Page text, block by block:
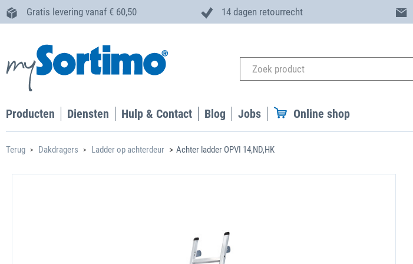
Gratis levering vanaf € 60,50 14 dagen retourrecht
Producten Diensten Hulp & Contact Blog Jobs Online shop
Terug Dakdragers Ladder op achterdeur Achter ladder OPVI 14,ND,HK